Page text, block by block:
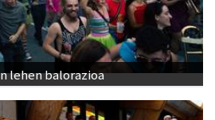
lehen balorazioa